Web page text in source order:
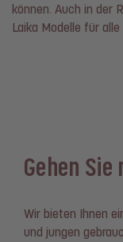
können. Auch in der
Laika Modelle für
Gehen
Wir bieten Ihnen
und jungen